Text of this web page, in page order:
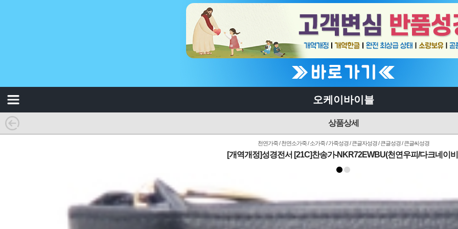
오케이바이블
상품상세
천연가죽 / 천연소가죽 / 소가죽 / 가죽성경 / 큰글자성경 / 큰글성경 / 큰글씨성경
[개역개정]성경전서 [21C]찬송가-NKR72EWBU(천연우피/다크네이